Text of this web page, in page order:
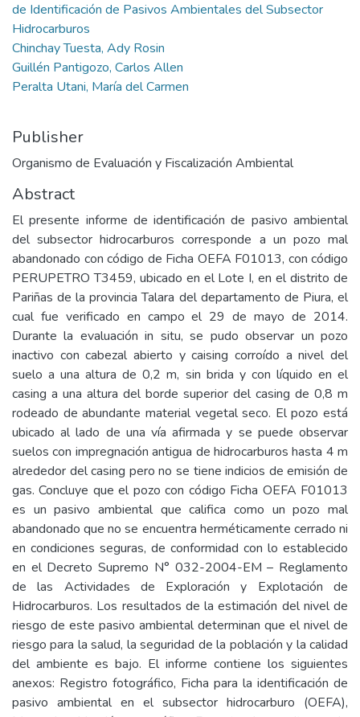
de Identificación de Pasivos Ambientales del Subsector
Hidrocarburos
Chinchay Tuesta, Ady Rosin
Guillén Pantigozo, Carlos Allen
Peralta Utani, María del Carmen
Publisher
Organismo de Evaluación y Fiscalización Ambiental
Abstract
El presente informe de identificación de pasivo ambiental
del subsector hidrocarburos corresponde a un pozo mal
abandonado con código de Ficha OEFA F01013, con código
PERUPETRO T3459, ubicado en el Lote I, en el distrito de
Pariñas de la provincia Talara del departamento de Piura, el
cual fue verificado en campo el 29 de mayo de 2014.
Durante la evaluación in situ, se pudo observar un pozo
inactivo con cabezal abierto y caising corroído a nivel del
suelo a una altura de 0,2 m, sin brida y con líquido en el
casing a una altura del borde superior del casing de 0,8 m
rodeado de abundante material vegetal seco. El pozo está
ubicado al lado de una vía afirmada y se puede observar
suelos con impregnación antigua de hidrocarburos hasta 4 m
alrededor del casing pero no se tiene indicios de emisión de
gas. Concluye que el pozo con código Ficha OEFA F01013
es un pasivo ambiental que califica como un pozo mal
abandonado que no se encuentra herméticamente cerrado ni
en condiciones seguras, de conformidad con lo establecido
en el Decreto Supremo N° 032-2004-EM – Reglamento
de las Actividades de Exploración y Explotación de
Hidrocarburos. Los resultados de la estimación del nivel de
riesgo de este pasivo ambiental determinan que el nivel de
riesgo para la salud, la seguridad de la población y la calidad
del ambiente es bajo. El informe contiene los siguientes
anexos: Registro fotográfico, Ficha para la identificación de
pasivo ambiental en el subsector hidrocarburo (OEFA),